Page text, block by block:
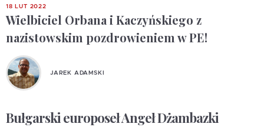
18 LUT 2022
Wielbiciel Orbana i Kaczyńskiego z
nazistowskim pozdrowieniem w PE!
JAREK ADAMSKI
Bułgarski europoseł Angeł Dżambazki